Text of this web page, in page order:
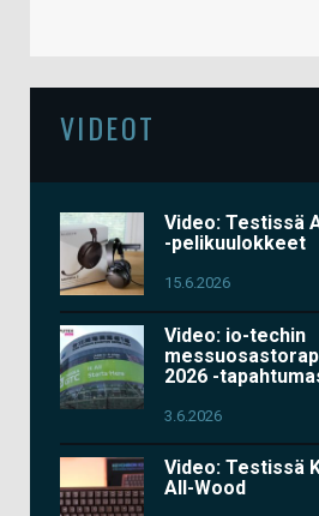
VIDEOT
Video: Testissä
-pelikuulokkeet
15.6.2026
Video: io-techin
2026 -
3.6.2026
Video: Testissä
All-Wood